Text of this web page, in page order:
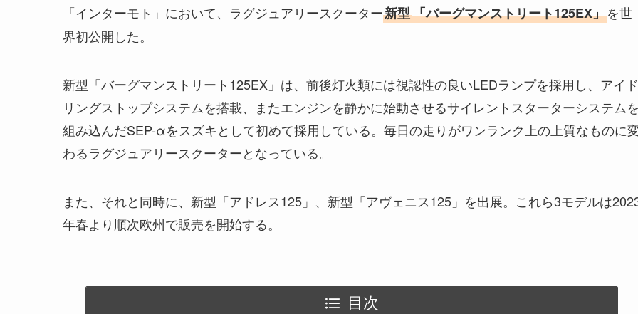
「インターモト」において、ラグジュアリースクーター新型「バーグマンストリート125EX」を世
界初公開した。
新型「バーグマンストリート125EX」は、前後灯火類には視認性の良いLEDランプを採用し、アイド
リングストップシステムを搭載、またエンジンを静かに始動させるサイレントスターターシステム
組み込んだSEP-αをスズキとして初めて採用している。毎日の走りがワンランク上の上質なものに
わるラグジュアリースクーターとなっている。
また、それと同時に、新型「アドレス125」、新型「アヴェニス125」を出展。これら3モデルは
年春より順次欧州で販売を開始する。
目次